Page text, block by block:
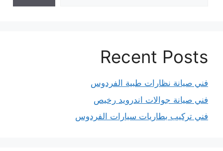
Recent Posts
فني صيانة نظارات طبية الفردوس
فني صيانة جوالات اندرويد رخيص
فني تركيب بطاريات سيارات الفردوس